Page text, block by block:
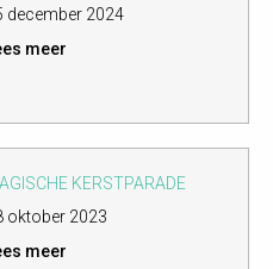
december 2024
meer
KERSTPARADE
oktober 2023
meer